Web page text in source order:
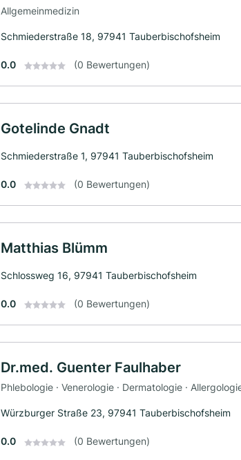
Allgemeinmedizin
Schmiederstraße 18, 97941 Tauberbischofsheim
0.0 (0 Bewertungen)
Gotelinde Gnadt
Schmiederstraße 1, 97941 Tauberbischofsheim
0.0 (0 Bewertungen)
Matthias Blümm
Schlossweg 16, 97941 Tauberbischofsheim
0.0 (0 Bewertungen)
Dr.med. Guenter Faulhaber
Phlebologie · Venerologie · Dermatologie ·
Würzburger Straße 23, 97941 Tauberbischofsheim
0.0 (0 Bewertungen)